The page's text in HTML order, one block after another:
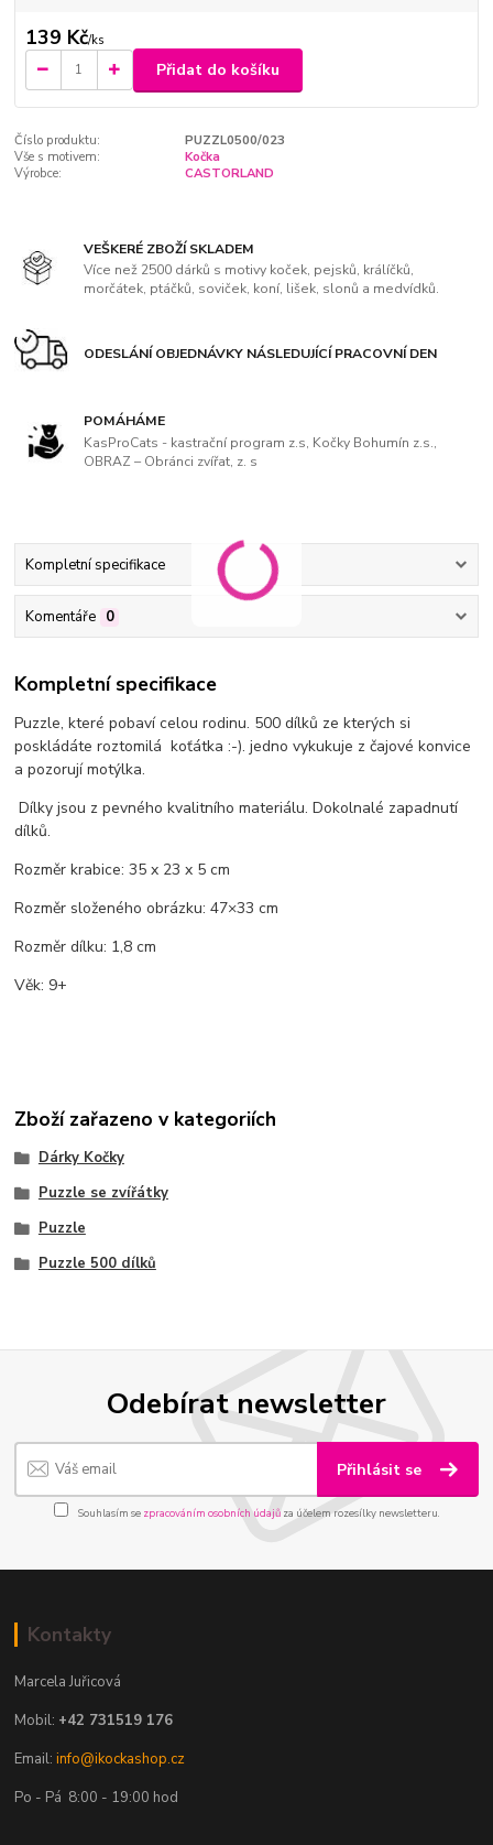
139 Kč/ks
Přidat do košíku
Číslo produktu:
PUZZL0500/023
Vše s motivem:
Kočka
Výrobce:
CASTORLAND
VEŠKERÉ ZBOŽÍ SKLADEM
Více než 2500 dárků s motivy koček, pejsků, králíčků,
morčátek, ptáčků, soviček, koní, lišek, slonů a medvídků.
ODESLÁNÍ OBJEDNÁVKY NÁSLEDUJÍCÍ PRACOVNÍ DEN
POMÁHÁME
KasProCats - kastrační program z.s, Kočky Bohumín z.s.,
OBRAZ – Obránci zvířat, z. s
Kompletní specifikace
Komentáře 0
Kompletní specifikace
Puzzle, které pobaví celou rodinu. 500 dílků ze kterých si
poskládáte roztomilá koťátka :-). jedno vykukuje z čajové konvice
a pozorují motýlka.
Dílky jsou z pevného kvalitního materiálu. Dokolnalé zapadnutí
dílků.
Rozměr krabice: 35 x 23 x 5 cm
Rozměr složeného obrázku: 47×33 cm
Rozměr dílku: 1,8 cm
Věk: 9+
Zboží zařazeno v kategoriích
Dárky Kočky
Puzzle se zvířátky
Puzzle
Puzzle 500 dílků
Odebírat newsletter
Přihlásit se
Souhlasím se zpracováním osobních údajůza účelem rozesílky newsletteru.
Kontakty
Marcela Juřicová
Mobil: +42 731519 176
Email:info@ikockashop.cz
Po - Pá 8:00 - 19:00 hod